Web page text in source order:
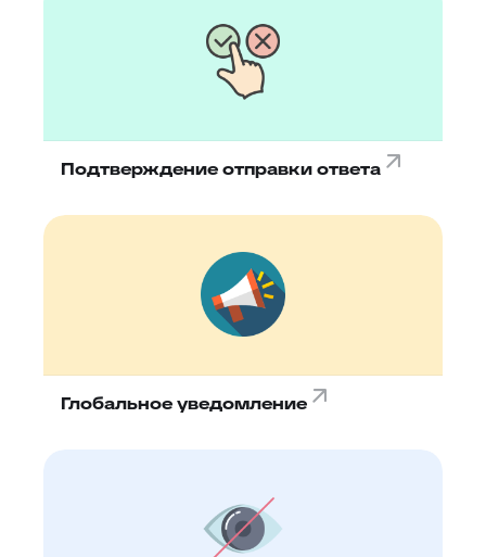
Подтверждение отправки ответа
Глобальное уведомление